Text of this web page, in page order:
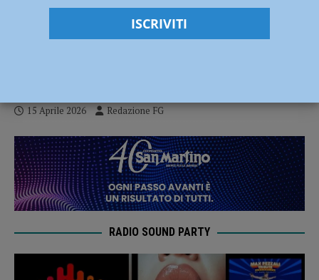
A Piacenza aumentano le startup
15 Aprile 2026 Redazione FG
RADIO SOUND PARTY